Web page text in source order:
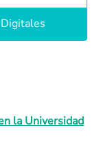
la Universidad